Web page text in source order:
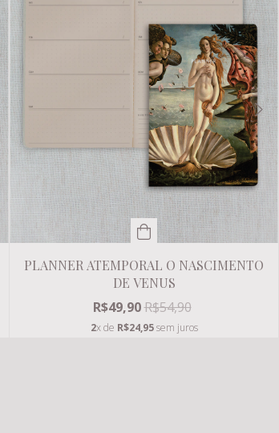
PLANNER ATEMPORAL O NASCIMENTO
DE VENUS
R$49,90R$54,90
2x de R$24,95sem juros